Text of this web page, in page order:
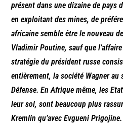
présent dans une dizaine de pays
en exploitant des mines, de
africaine semble être le nouveau
Vladimir Poutine, sauf que
stratégie du président russe
entièrement, la société Wagner
Défense. En Afrique même, les
leur sol, sont beaucoup plus
Kremlin qu’avec Evgueni